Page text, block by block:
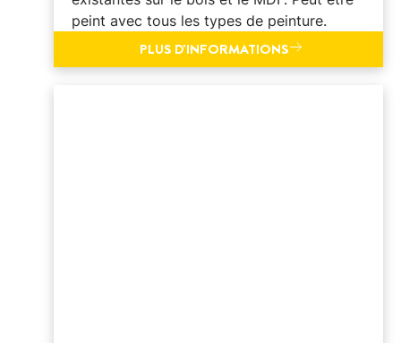
peint avec tous les types de peinture.
PLUS D'INFORMATIONS